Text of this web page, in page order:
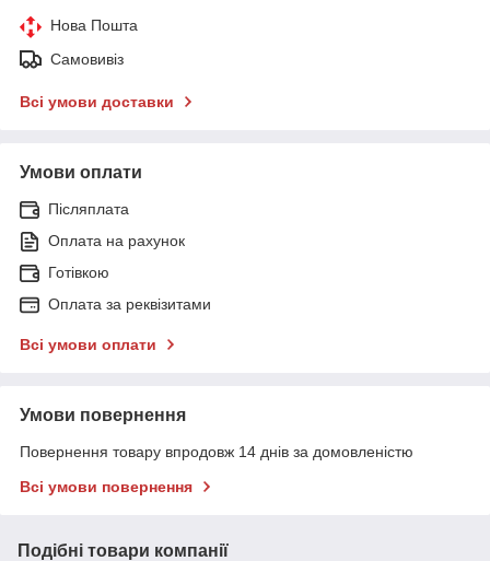
Нова Пошта
Самовивіз
Всі умови доставки
Умови оплати
Післяплата
Оплата на рахунок
Готівкою
Оплата за реквізитами
Всі умови оплати
Умови повернення
Повернення товару впродовж 14 днів за домовленістю
Всі умови повернення
Подібні товари компанії